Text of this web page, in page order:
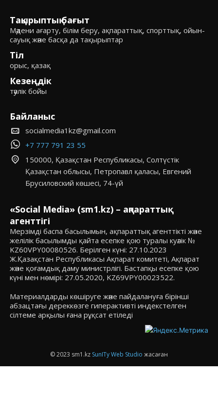
Тақырыптық бағыт
Мәдени ағарту, білім беру, ақпараттық, спорттық, ойын-
сауық және басқа да тақырыптар
Тіл
орыс, қазақ
Кезеңдік
тәулік бойы
Байланыс
socialmedia1kz@gmail.com
+7 777 791 23 55
150000, Қазақстан Республикасы, Солтүстік
Қазақстан облысы, Петропавл қаласы, Евгений
Брусиловский көшесі, 74-үй
«Social Media» (sm1.kz) – ақпараттық
агенттігі
Мерзімді баспа басылымын, ақпараттық агенттікті және
желілік басылымды қайта есепке қою туралы куәлік №
KZ60VPY00080526. Берілген күні: 27.10.2023
Ж.Қазақстан Республикасы Ақпарат комитеті, Ақпарат
және қоғамдық даму министрлігі. Бастапқы есепке қою
күні мен нөмірі: 27.05.2020, KZ69VPY00023522.
Материалдарды көшіруге және пайдалануға бірінші
абзацтағы дереккөзге гиперактивті индекстелген
сілтеме арқылы ғана рұқсат етіледі
© 2023 sm1.kz SunITy Web Studio жасаған